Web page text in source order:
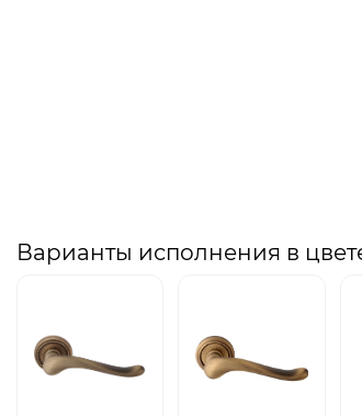
Варианты исполнения в